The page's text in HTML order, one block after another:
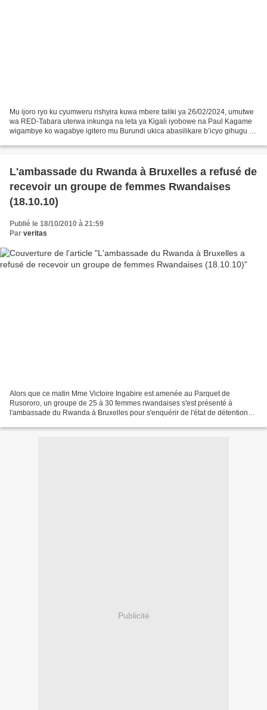
Mu ijoro ryo ku cyumweru rishyira kuwa mbere taliki ya 26/02/2024, umutwe
wa RED-Tabara uterwa inkunga na leta ya Kigali iyobowe na Paul Kagame
wigambye ko wagabye igitero mu Burundi ukica abasilikare b’icyo gihugu 6,
L'ambassade du Rwanda à Bruxelles a refusé de
recevoir un groupe de femmes Rwandaises
(18.10.10)
Publié le 18/10/2010 à 21:59
Par veritas
Alors que ce matin Mme Victoire Ingabire est amenée au Parquet de
Rusororo, un groupe de 25 à 30 femmes rwandaises s'est présenté à
l'ambassade du Rwanda à Bruxelles pour s'enquérir de l'état de détention
Publicité